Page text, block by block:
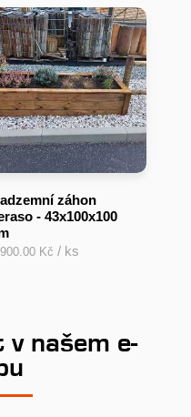
záhon
- 43x100x100
Kč / ks
našem e-